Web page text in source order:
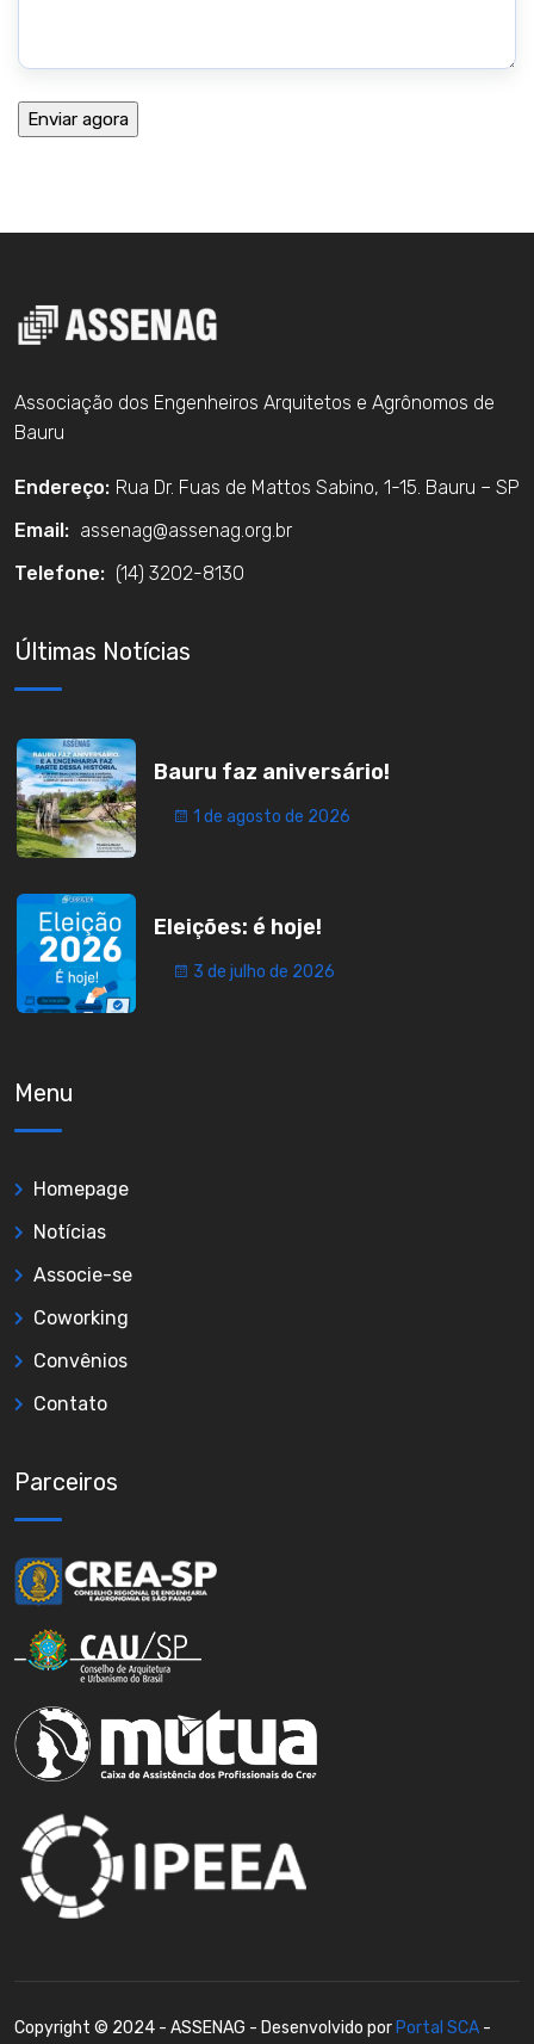
Associação dos Engenheiros Arquitetos e Agrônomos de
Bauru
Endereço: Rua Dr. Fuas de Mattos Sabino, 1-15. Bauru – SP
Email: assenag@assenag.org.br
Telefone: (14) 3202-8130
Últimas Notícias
Bauru faz aniversário!
1 de agosto de 2026
Eleições: é hoje!
3 de julho de 2026
Menu
Homepage
Notícias
Associe-se
Coworking
Convênios
Contato
Parceiros
Copyright © 2024 - ASSENAG - Desenvolvido por Portal SCA -